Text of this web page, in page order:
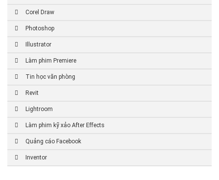
Corel Draw
Photoshop
Illustrator
Làm phim Premiere
Tin học văn phòng
Revit
Lightroom
Làm phim kỹ xảo After Effects
Quảng cáo Facebook
Inventor